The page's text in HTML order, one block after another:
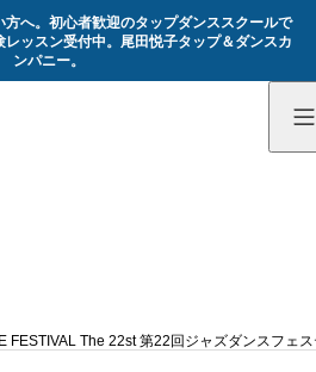
へ。初心者歓迎のタップダンススクールで
ッスン受付中。尾田悦子タップ＆ダンスカ
ンパニー。
FESTIVAL The 22st 第22回ジャズダンスフェ